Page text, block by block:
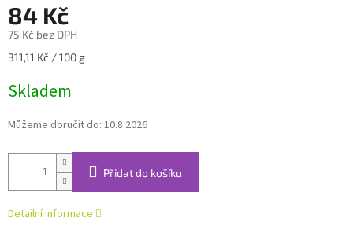
84 Kč
75 Kč bez DPH
Měrná
311,11 Kč / 100 g
Skladem
Můžeme doručit do: 10.8.2026
Přidat do košíku
Detailní informace